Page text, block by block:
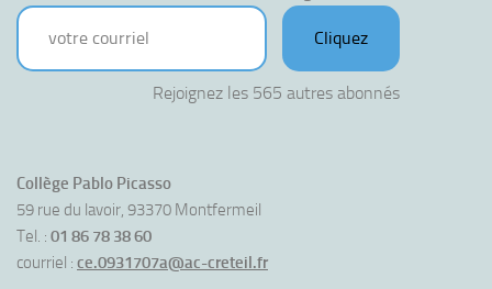
votre courriel
Cliquez
Rejoignez les 565 autres abonnés
Collège Pablo Picasso
59 rue du lavoir, 93370 Montfermeil
Tel. : 01 86 78 38 60
courriel : ce.0931707a@ac-creteil.fr